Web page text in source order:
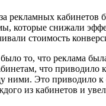
рекламных
которые снижали
стоимость
то, что реклама
что приводило
ними. Это приводило
из кабинетов и